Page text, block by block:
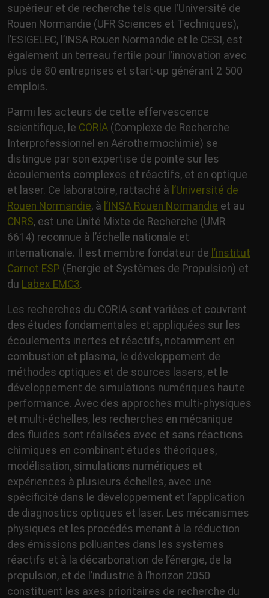
supérieur et de recherche tels que l’Université de
Rouen Normandie (UFR Sciences et Techniques),
l’ESIGELEC, l’INSA Rouen Normandie et le CESI, est
également un terreau fertile pour l’innovation avec
plus de 80 entreprises et start-up générant 2 500
emplois.
Parmi les acteurs de cette effervescence
scientifique, le CORIA (Complexe de Recherche
Interprofessionnel en Aérothermochimie) se
distingue par son expertise de pointe sur les
écoulements complexes et réactifs, et en optique
et laser. Ce laboratoire, rattaché à l’Université de
Rouen Normandie, à l’INSA Rouen Normandie et au
CNRS, est une Unité Mixte de Recherche (UMR
6614) reconnue à l’échelle nationale et
internationale. Il est membre fondateur de l’institut
Carnot ESP (Energie et Systèmes de Propulsion) et
du Labex EMC3.
Les recherches du CORIA sont variées et couvrent
des études fondamentales et appliquées sur les
écoulements inertes et réactifs, notamment en
combustion et plasma, le développement de
méthodes optiques et de sources lasers, et le
développement de simulations numériques haute
performance. Avec des approches multi-physiques
et multi-échelles, les recherches en mécanique
des fluides sont réalisées avec et sans réactions
chimiques en combinant études théoriques,
modélisation, simulations numériques et
expériences à plusieurs échelles, avec une
spécificité dans le développement et l’application
de diagnostics optiques et laser. Les mécanismes
physiques et les procédés menant à la réduction
des émissions polluantes dans les systèmes
réactifs et à la décarbonation de l’énergie, de la
propulsion, et de l’industrie à l’horizon 2050
constituent les axes prioritaires de recherche du